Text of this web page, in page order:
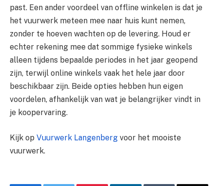
past. Een ander voordeel van offline winkelen is dat je
het vuurwerk meteen mee naar huis kunt nemen,
zonder te hoeven wachten op de levering. Houd er
echter rekening mee dat sommige fysieke winkels
alleen tijdens bepaalde periodes in het jaar geopend
zijn, terwijl online winkels vaak het hele jaar door
beschikbaar zijn. Beide opties hebben hun eigen
voordelen, afhankelijk van wat je belangrijker vindt in
je koopervaring.
Kijk op Vuurwerk Langenberg voor het mooiste
vuurwerk.